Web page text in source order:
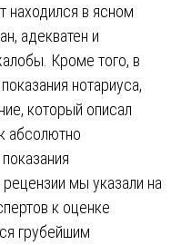
находился в ясном
адекватен и
Кроме того, в
нотариуса,
который описал
абсолютно
мы указали на
к оценке
грубейшим